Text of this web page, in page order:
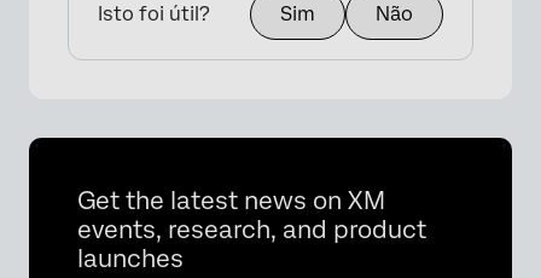
Isto foi útil? Sim Não
Get the latest news on XM
events, research, and product
launches